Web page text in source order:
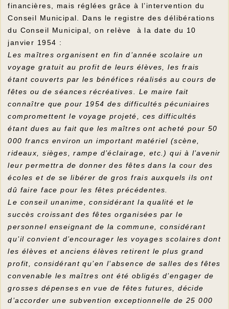
financières, mais réglées grâce à l’intervention du
Conseil Municipal. Dans le registre des délibérations
du Conseil Municipal, on relève à la date du 10
janvier 1954 :
Les maîtres organisent en fin d’année scolaire un
voyage gratuit au profit de leurs élèves, les frais
étant couverts par les bénéfices réalisés au cours de
fêtes ou de séances récréatives. Le maire fait
connaître que pour 1954 des difficultés pécuniaires
compromettent le voyage projeté, ces difficultés
étant dues au fait que les maîtres ont acheté pour 50
000 francs environ un important matériel (scène,
rideaux, sièges, rampe d’éclairage, etc.) qui à l’avenir
leur permettra de donner des fêtes dans la cour des
écoles et de se libérer de gros frais auxquels ils ont
dû faire face pour les fêtes précédentes.
Le conseil unanime, considérant la qualité et le
succès croissant des fêtes organisées par le
personnel enseignant de la commune, considérant
qu’il convient d’encourager les voyages scolaires dont
les élèves et anciens élèves retirent le plus grand
profit, considérant qu’en l’absence de salles des fêtes
convenable les maîtres ont été obligés d’engager de
grosses dépenses en vue de fêtes futures, décide
d’accorder une subvention exceptionnelle de 25 000